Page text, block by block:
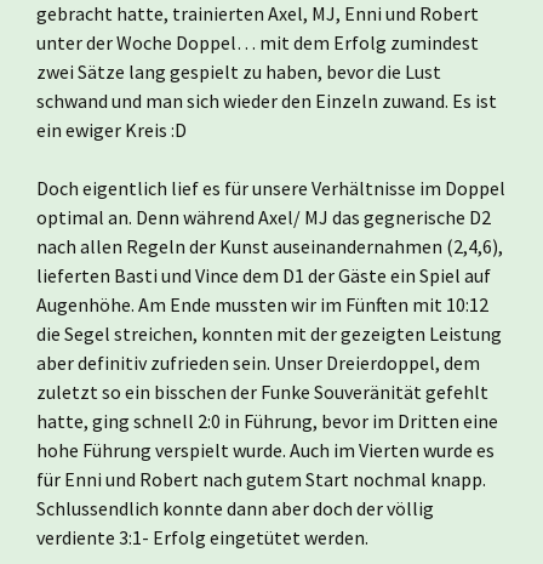
gebracht hatte, trainierten Axel, MJ, Enni und Robert
unter der Woche Doppel… mit dem Erfolg zumindest
zwei Sätze lang gespielt zu haben, bevor die Lust
schwand und man sich wieder den Einzeln zuwand. Es ist
ein ewiger Kreis :D
Doch eigentlich lief es für unsere Verhältnisse im Doppel
optimal an. Denn während Axel/ MJ das gegnerische D2
nach allen Regeln der Kunst auseinandernahmen (2,4,6),
lieferten Basti und Vince dem D1 der Gäste ein Spiel auf
Augenhöhe. Am Ende mussten wir im Fünften mit 10:12
die Segel streichen, konnten mit der gezeigten Leistung
aber definitiv zufrieden sein. Unser Dreierdoppel, dem
zuletzt so ein bisschen der Funke Souveränität gefehlt
hatte, ging schnell 2:0 in Führung, bevor im Dritten eine
hohe Führung verspielt wurde. Auch im Vierten wurde es
für Enni und Robert nach gutem Start nochmal knapp.
Schlussendlich konnte dann aber doch der völlig
verdiente 3:1- Erfolg eingetütet werden.